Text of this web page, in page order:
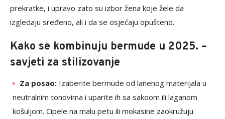
prekratke, i upravo zato su izbor žena koje žele da
izgledaju sređeno, ali i da se osjećaju opušteno.
Kako se kombinuju bermude u 2025. –
savjeti za stilizovanje
Za posao: Izaberite bermude od lanenog materijala u
neutralnim tonovima i uparite ih sa sakoom ili laganom
košuljom. Cipele na malu petu ili mokasine zaokružuju